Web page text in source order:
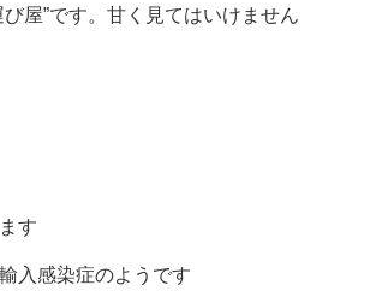
屋”です。甘く見てはいけません
す
入感染症のようです